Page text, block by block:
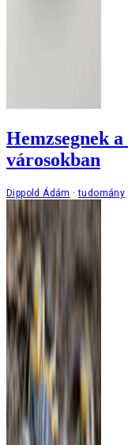
Hemzsegnek
városokban
Dippold Ádám tudomány